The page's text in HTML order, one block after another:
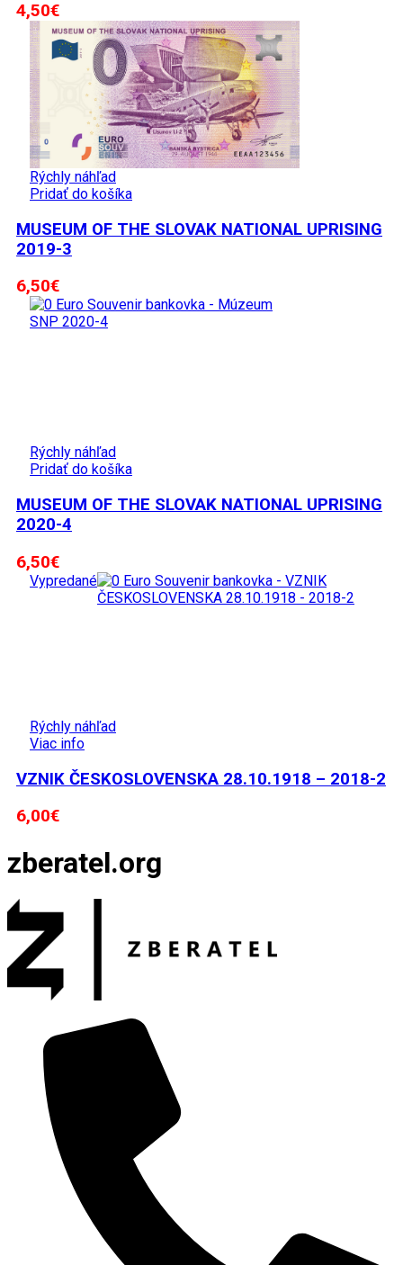
4,50€
Rýchly náhľad
Pridať do košíka
MUSEUM OF THE SLOVAK NATIONAL UPRISING
2019-3
6,50€
Rýchly náhľad
Pridať do košíka
MUSEUM OF THE SLOVAK NATIONAL UPRISING
2020-4
6,50€
Vypredané
Rýchly náhľad
Viac info
VZNIK ČESKOSLOVENSKA 28.10.1918 – 2018-2
6,00€
zberatel.org